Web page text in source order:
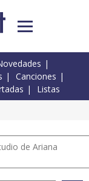
Canciones
Listas
de Ariana